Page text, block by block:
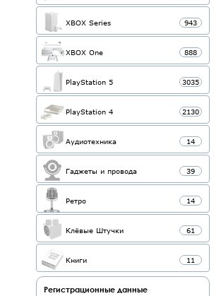
XBOX Series 943
XBOX One 888
PlayStation 5 3035
PlayStation 4 2130
Аудиотехника 14
Гаджеты и провода 39
Ретро 14
Клёвые Штучки 61
Книги 11
Регистрационные данные